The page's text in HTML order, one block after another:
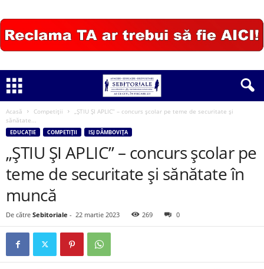
Acasă Competiții
„ŞTIU ŞI APLIC” – concurs școlar pe teme de securitate și
sănătate...
EDUCAȚIE COMPETIȚII ISJ DÂMBOVIȚA
„ŞTIU ŞI APLIC” – concurs școlar pe
teme de securitate și sănătate în
muncă
De către Sebitoriale - 22 martie 2023 269 0